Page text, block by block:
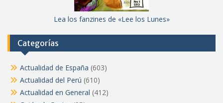
Lea los fanzines de «Lee los Lunes»
Categorías
Actualidad de España (603)
Actualidad del Perú (610)
Actualidad en General (412)